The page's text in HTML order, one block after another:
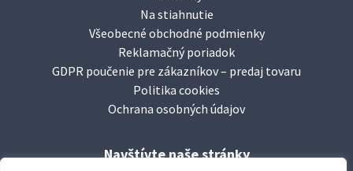
Na stiahnutie
Všeobecné obchodné podmienky
Reklamačný poriadok
GDPR poučenie pre zákazníkov – predaj tovaru
Politika cookies
Ochrana osobných údajov
Navštívte naše stránky